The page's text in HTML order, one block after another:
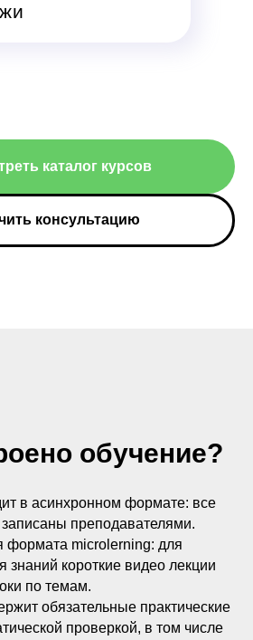
каталог курсов
консультацию
обучение?
в асинхронном формате: все
преподавателями.
формата microlerning: для
знаний короткие видео лекции
по темам.
обязательные практические
проверкой, в том числе